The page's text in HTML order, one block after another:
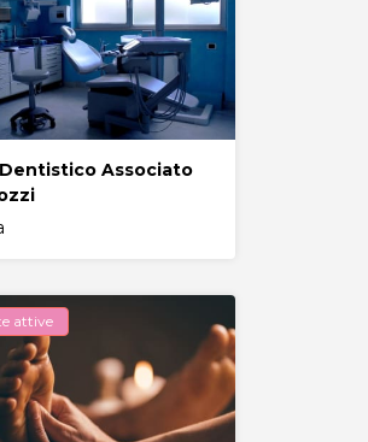
Associato
attive